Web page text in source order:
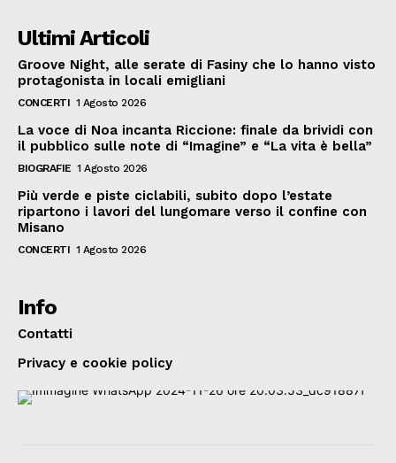
Ultimi Articoli
Groove Night, alle serate di Fasiny che lo hanno visto
protagonista in locali emigliani
CONCERTI 1 Agosto 2026
La voce di Noa incanta Riccione: finale da brividi con
il pubblico sulle note di “Imagine” e “La vita è bella”
BIOGRAFIE 1 Agosto 2026
Più verde e piste ciclabili, subito dopo l’estate
ripartono i lavori del lungomare verso il confine con
Misano
CONCERTI 1 Agosto 2026
Info
Contatti
Privacy e cookie policy